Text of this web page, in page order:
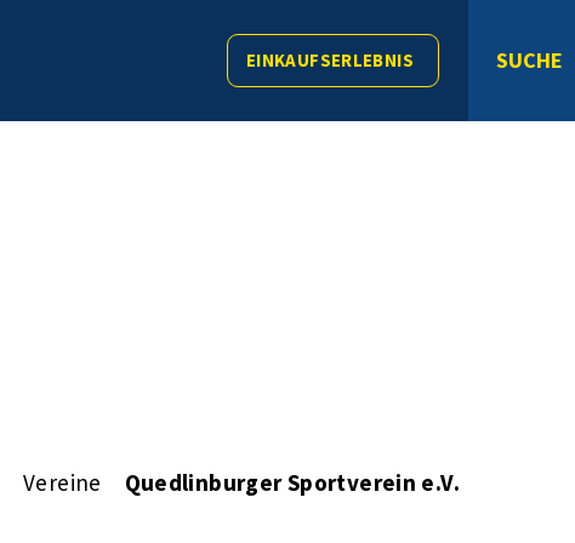
EINKAUFSERLEBNIS SUCHE
Vereine Quedlinburger Sportverein e.V.